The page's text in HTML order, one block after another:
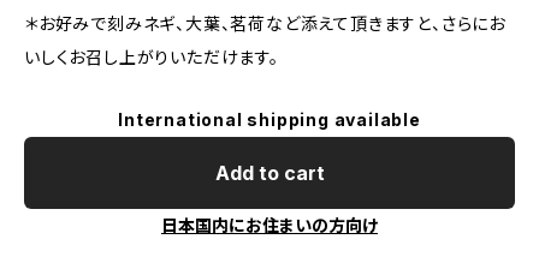
＊お好みで刻みネギ、大葉、茗荷など添えて頂きますと、さらにお
いしくお召し上がりいただけます。
International shipping available
Add to cart
日本国内にお住まいの方向け